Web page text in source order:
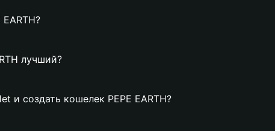
лучший?
и создать кошелек PEPE EARTH?